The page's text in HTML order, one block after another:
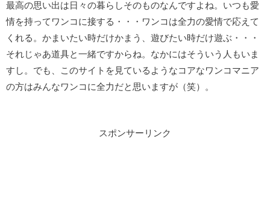
最高の思い出は日々の暮らしそのものなんですよね。いつも愛
情を持ってワンコに接する・・・ワンコは全力の愛情で応えて
くれる。かまいたい時だけかまう、遊びたい時だけ遊ぶ・・・
それじゃあ道具と一緒ですからね。なかにはそういう人もいま
すし。でも、このサイトを見ているようなコアなワンコマニア
の方はみんなワンコに全力だと思いますが（笑）。
スポンサーリンク